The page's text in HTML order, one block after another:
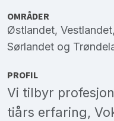
OMRÅDER
Østlandet, Vestlandet,
Sørlandet og
PROFIL
Vi tilbyr
tiårs erfaring,